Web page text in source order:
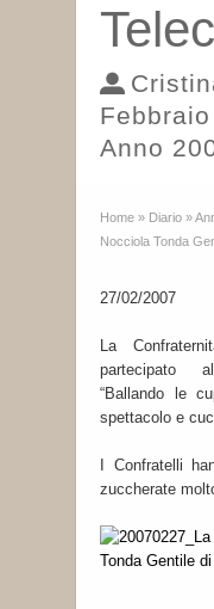
Anno
Home » Diario »
Nocciola Tonda
27/02/2007
La
partecipato
“Ballando le
spettacolo e
I Confratelli
zuccherate